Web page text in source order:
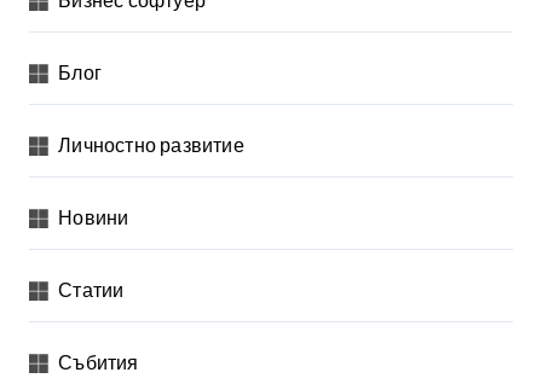
Блог
Личностно развитие
Новини
Статии
Събития